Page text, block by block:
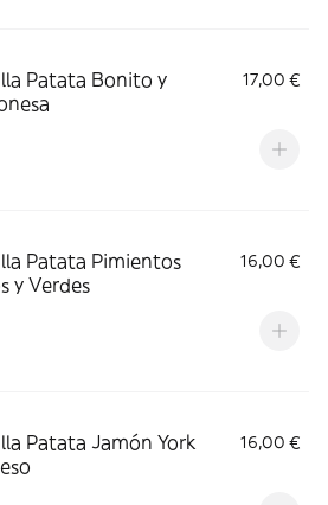
Patata Bonito y
17,00 €
Patata Pimientos
y Verdes
16,00 €
Patata Jamón York
16,00 €